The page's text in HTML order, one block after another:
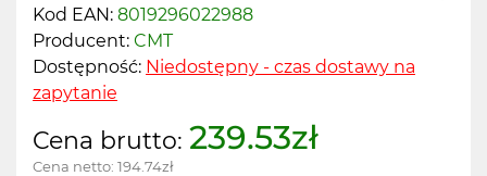
Kod EAN: 8019296022988
Producent: CMT
Dostępność: Niedostępny - czas dostawy na
zapytanie
Cena brutto: 239.53zł
Cena netto: 194.74zł